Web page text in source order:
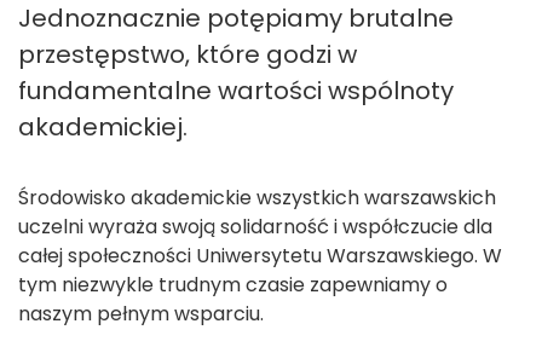
Jednoznacznie potępiamy brutalne
przestępstwo, które godzi w
fundamentalne wartości wspólnoty
akademickiej.
Środowisko akademickie wszystkich warszawskich
uczelni wyraża swoją solidarność i współczucie dla
całej społeczności Uniwersytetu Warszawskiego. W
tym niezwykle trudnym czasie zapewniamy o
naszym pełnym wsparciu.